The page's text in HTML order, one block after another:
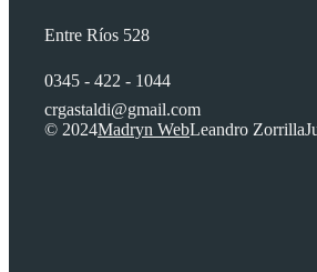
Entre Ríos 528
0345 - 422 - 1044
crgastaldi@gmail.com
© 2024Madryn WebLeandro Zorrilla